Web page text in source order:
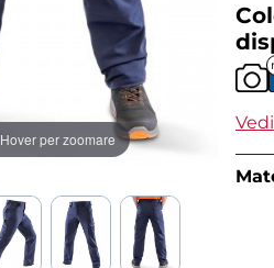
Hover per zoomare